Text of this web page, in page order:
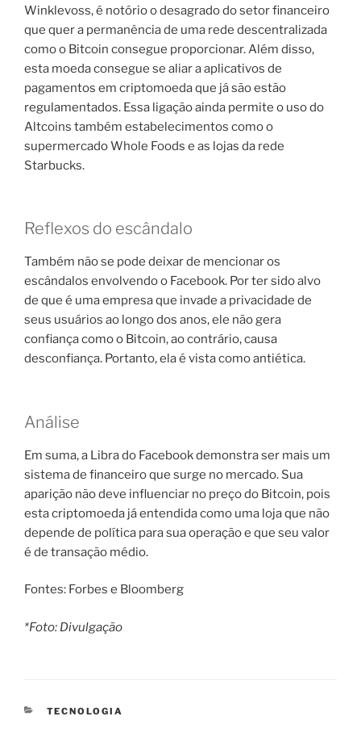
Winklevoss, é notório o desagrado do setor financeiro
que quer a permanência de uma rede descentralizada
como o Bitcoin consegue proporcionar. Além disso,
esta moeda consegue se aliar a aplicativos de
pagamentos em criptomoeda que já são estão
regulamentados. Essa ligação ainda permite o uso do
Altcoins também estabelecimentos como o
supermercado Whole Foods e as lojas da rede
Starbucks.
Reflexos do escândalo
Também não se pode deixar de mencionar os
escândalos envolvendo o Facebook. Por ter sido alvo
de que é uma empresa que invade a privacidade de
seus usuários ao longo dos anos, ele não gera
confiança como o Bitcoin, ao contrário, causa
desconfiança. Portanto, ela é vista como antiética.
Análise
Em suma, a Libra do Facebook demonstra ser mais um
sistema de financeiro que surge no mercado. Sua
aparição não deve influenciar no preço do Bitcoin, pois
esta criptomoeda já entendida como uma loja que não
depende de política para sua operação e que seu valor
é de transação médio.
Fontes: Forbes e Bloomberg
*Foto: Divulgação
CATEGORIAS
TECNOLOGIA